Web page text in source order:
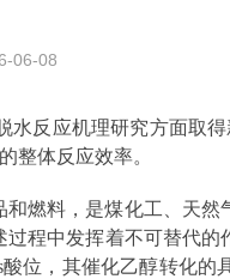
06-08
反应机理研究方面取
整体反应效率。
燃料，是煤化工、天然
程中发挥着不可替代
位，其催化乙醇转化的